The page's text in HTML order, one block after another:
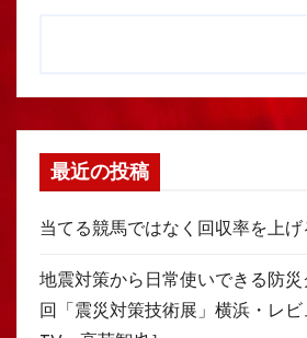
最近の投稿
当てる競馬ではなく回収率を上
地震対策から日常使いできる防
回「震災対策技術展」横浜・レ